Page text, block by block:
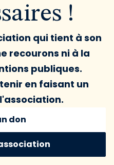
!
qui tient à son
recourons ni à la
publiques.
en faisant un
don